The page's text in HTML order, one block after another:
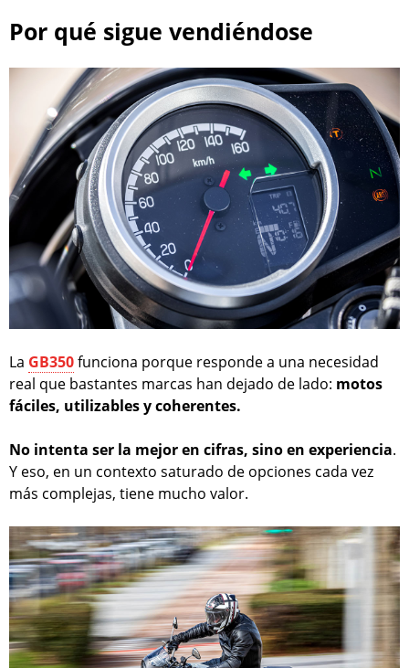
Por qué sigue vendiéndose
La GB350funciona porque responde a una necesidad
real que bastantes marcas han dejado de lado: motos
fáciles, utilizables y coherentes.
No intenta ser la mejor en cifras, sino en experiencia.
Y eso, en un contexto saturado de opciones cada vez
más complejas, tiene mucho valor.